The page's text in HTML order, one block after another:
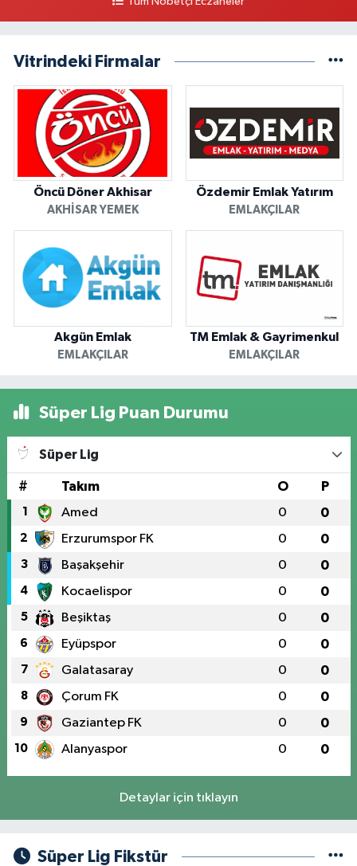
Vitrindeki Firmalar
Öncü Döner Akhisar
AKHISAR YEMEK
Özdemir Emlak Yatırım
EMLAKÇILAR
Akgün Emlak
EMLAKÇILAR
TM Emlak & Gayrimenkul
EMLAKÇILAR
Süper Lig Puan Durumu
Süper Lig
# Takım O P
1 Amed 0 0
2 Erzurumspor FK 0 0
3 Başakşehir 0 0
4 Kocaelispor 0 0
5 Beşiktaş 0 0
6 Eyüpspor 0 0
7 Galatasaray 0 0
8 Çorum FK 0 0
9 Gaziantep FK 0 0
10 Alanyaspor 0 0
Detaylar için tıklayın
Süper Lig Fikstür